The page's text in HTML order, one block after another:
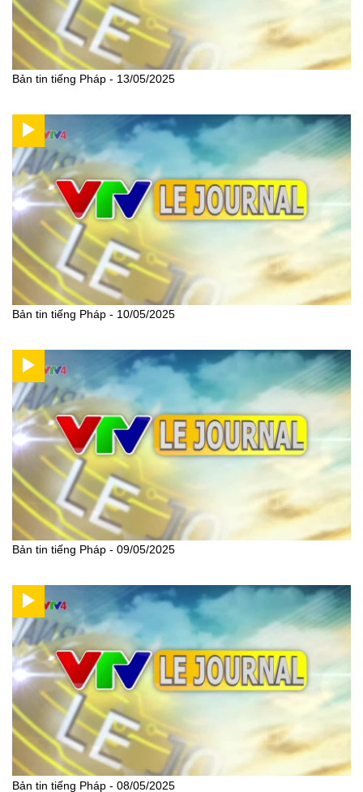
Bản tin tiếng Pháp - 13/05/2025
Bản tin tiếng Pháp - 10/05/2025
Bản tin tiếng Pháp - 09/05/2025
Bản tin tiếng Pháp - 08/05/2025